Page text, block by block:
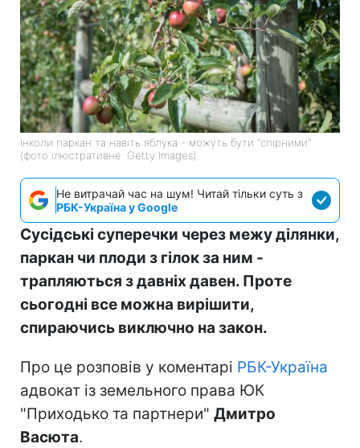
Інколи паркан та навіть яблука - можуть бути "спірними"
(фото ілюстративне: Getty Images)
Не витрачай час на шум! Читай тільки суть з
РБК-Україна у Google
Сусідські суперечки через межу ділянки,
паркан чи плоди з гілок за ним -
трапляються з давніх давен. Проте
сьогодні все можна вирішити,
спираючись виключно на закон.
Про це розповів у коментарі РБК-Україна
адвокат із земельного права ЮК
"Приходько та партнери" Дмитро
Васюта.